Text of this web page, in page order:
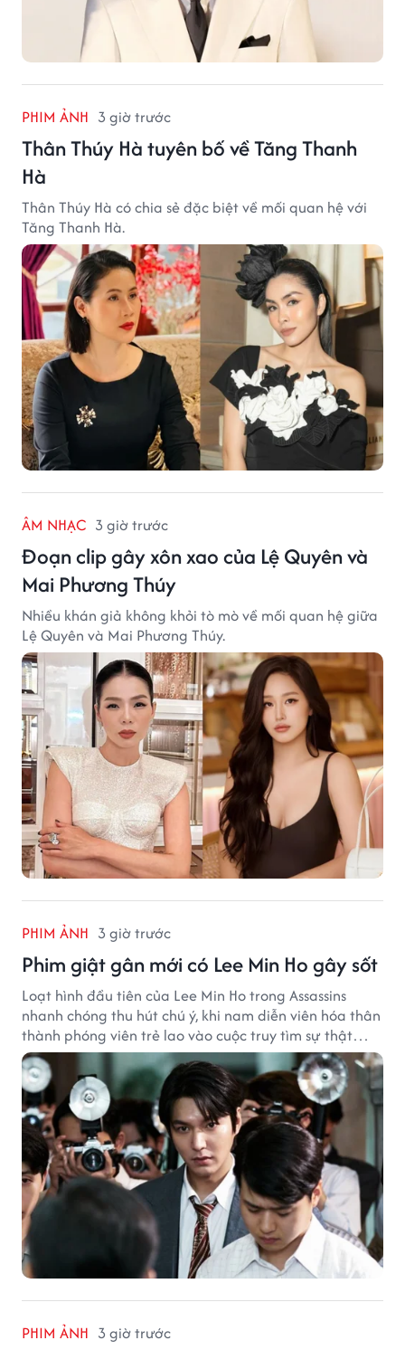
PHIM ẢNH 3 giờ trước
Thân Thúy Hà tuyên bố về Tăng Thanh
Hà
Thân Thúy Hà có chia sẻ đặc biệt về mối quan hệ với
Tăng Thanh Hà.
ÂM NHẠC 3 giờ trước
Đoạn clip gây xôn xao của Lệ Quyên và
Mai Phương Thúy
Nhiều khán giả không khỏi tò mò về mối quan hệ giữa
Lệ Quyên và Mai Phương Thúy.
PHIM ẢNH 3 giờ trước
Phim giật gân mới có Lee Min Ho gây sốt
Loạt hình đầu tiên của Lee Min Ho trong Assassins
nhanh chóng thu hút chú ý, khi nam diễn viên hóa thân
thành phóng viên trẻ lao vào cuộc truy tìm sự thật
phía sau một vụ ám sát gây chấn động Hàn Quốc.
PHIM ẢNH 3 giờ trước